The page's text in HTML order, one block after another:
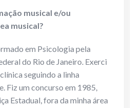
musical e/ou
musical?
em Psicologia pela
do Rio de Janeiro. Exerci
seguindo a linha
Fiz um concurso em 1985,
Estadual, fora da minha área